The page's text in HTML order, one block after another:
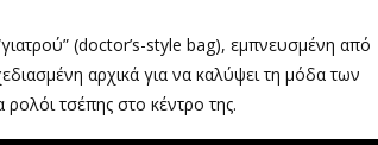
(doctor’s-style bag), εμπνευσμένη από
αρχικά για να καλύψει τη μόδα των
ρολόι τσέπης στο κέντρο της.